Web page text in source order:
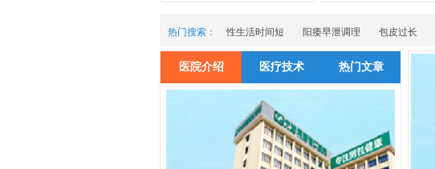
生殖感染
热门搜索： 性生活时间短 阳痿早泄调理 包皮过长
医院介绍 医疗技术 热门文章